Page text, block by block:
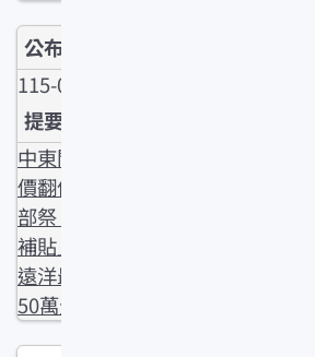
115-04-24
中東開戰油
價翻倍 農業
部祭「漁業
補貼」新制
遠洋最 高領3
50萬元